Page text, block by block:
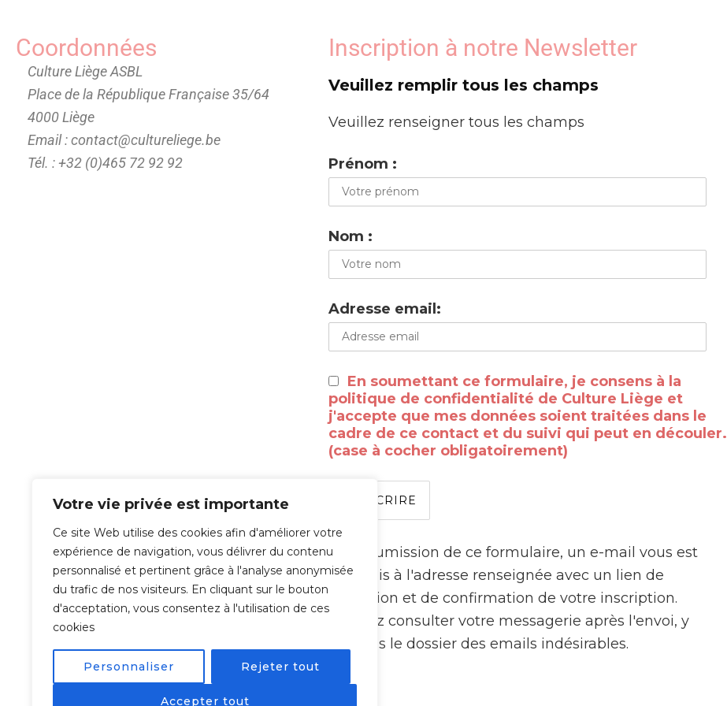
Votre vie privée est importante
Ce site Web utilise des cookies afin d'améliorer votre
expérience de navigation, vous délivrer du contenu
personnalisé et pertinent grâce à l'analyse anonymisée
du trafic de nos visiteurs. En cliquant sur le bouton
d'acceptation, vous consentez à l'utilisation de ces
cookies
Personnaliser Rejeter tout
Accepter tout
Coordonnées
Culture Liège ASBL
Place de la République Française 35/64
4000 Liège
Email : contact@cultureliege.be
Tél. : +32 (0)465 72 92 92
Inscription à notre Newsletter
Veuillez remplir tous les champs
Veuillez renseigner tous les champs
Prénom :
Nom :
Adresse email:
En soumettant ce formulaire, je consens à la
politique de confidentialité de Culture Liège et
j'accepte que mes données soient traitées dans le
cadre de ce contact et du suivi qui peut en découler.
(case à cocher obligatoirement)
À la soumission de ce formulaire, un e-mail vous est
transmis à l'adresse renseignée avec un lien de
validation et de confirmation de votre inscription.
Veuillez consulter votre messagerie après l'envoi, y
compris le dossier des emails indésirables.